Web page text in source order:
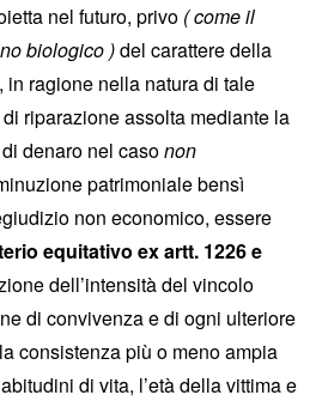
nel futuro, privo ( come il
biologico )del carattere della
ragione nella natura di tale
riparazione assolta mediante la
denaro nel casonon
patrimoniale bensì
non economico, essere
equitativo ex artt. 1226 e
dell’intensità del vincolo
di convivenza e di ogni ulteriore
consistenza più o meno ampia
di vita, l’età della vittima e